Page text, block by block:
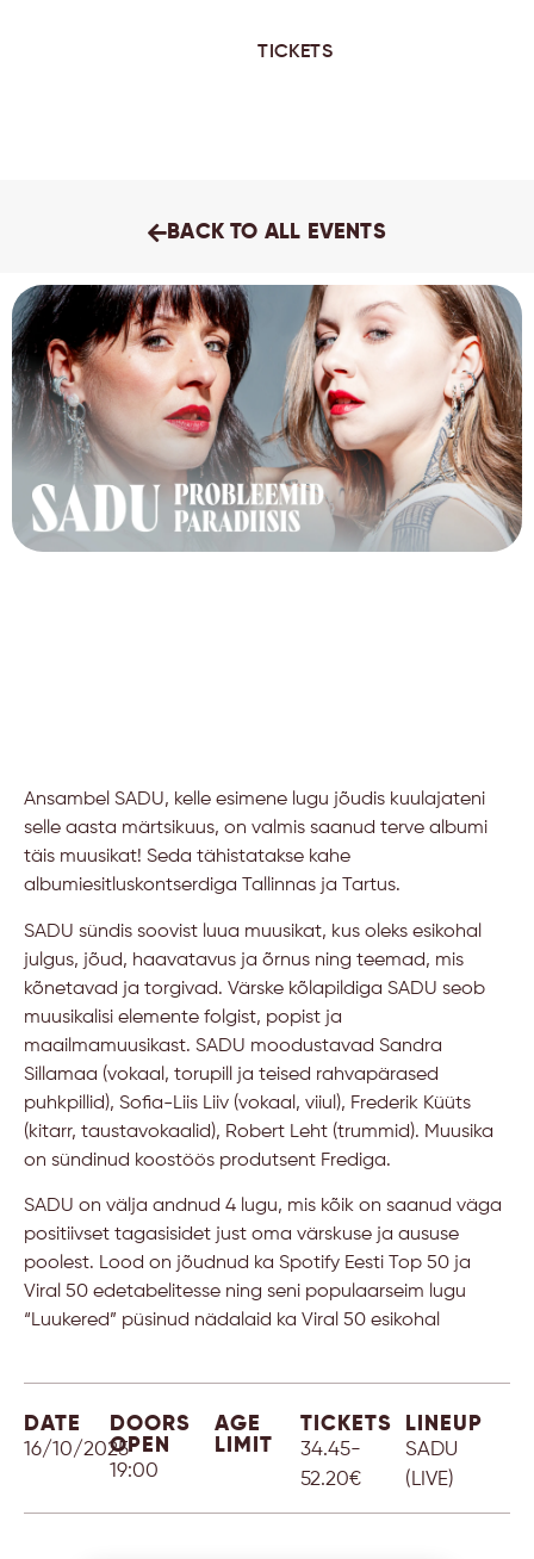
TICKETS
BACK TO ALL EVENTS
Ansambel SADU, kelle esimene lugu jõudis kuulajateni
selle aasta märtsikuus, on valmis saanud terve albumi
täis muusikat! Seda tähistatakse kahe
albumiesitluskontserdiga Tallinnas ja Tartus.
SADU sündis soovist luua muusikat, kus oleks esikohal
julgus, jõud, haavatavus ja õrnus ning teemad, mis
kõnetavad ja torgivad. Värske kõlapildiga SADU seob
muusikalisi elemente folgist, popist ja
maailmamuusikast. SADU moodustavad Sandra
Sillamaa (vokaal, torupill ja teised rahvapärased
puhkpillid), Sofia-Liis Liiv (vokaal, viiul), Frederik Küüts
(kitarr, taustavokaalid), Robert Leht (trummid). Muusika
on sündinud koostöös produtsent Frediga.
SADU on välja andnud 4 lugu, mis kõik on saanud väga
positiivset tagasisidet just oma värskuse ja aususe
poolest. Lood on jõudnud ka Spotify Eesti Top 50 ja
Viral 50 edetabelitesse ning seni populaarseim lugu
“Luukered” püsinud nädalaid ka Viral 50 esikohal
DATE
16/10/2025
DOORS
OPEN
19:00
AGE
LIMIT
TICKETS
34.45-
52.20€
LINEUP
SADU
(LIVE)